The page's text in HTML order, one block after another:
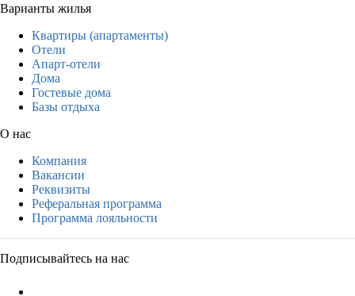
Варианты жилья
Квартиры (апартаменты)
Отели
Апарт-отели
Дома
Гостевые дома
Базы отдыха
О нас
Компания
Вакансии
Реквизиты
Реферальная программа
Программа лояльности
Подписывайтесь на нас